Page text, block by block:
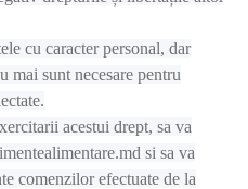
cu caracter personal, dar
mai sunt necesare pentru
acestui drept, sa va
si sa va
comenzilor efectuate de la